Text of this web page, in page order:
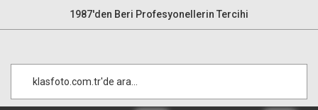
1987'den Beri Profesyonellerin Tercihi